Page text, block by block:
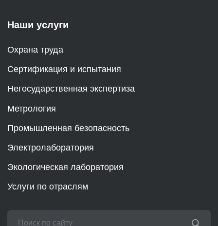
Наши услуги
Охрана труда
Сертификация и испытания
Негосударственная экспертиза
Метрология
Промышленная безопасность
Электролаборатория
Экологическая лаборатория
Услуги по отраслям